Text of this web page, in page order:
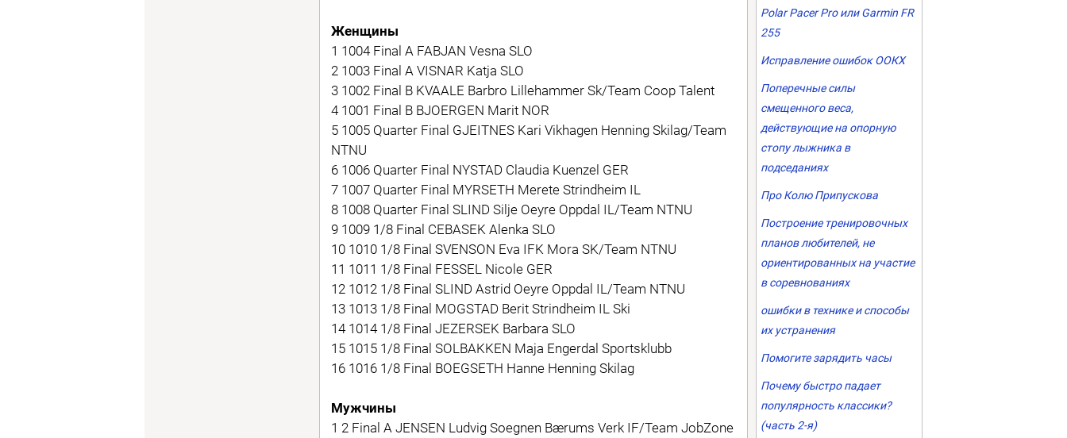
Женщины
1 1004 Final A FABJAN Vesna SLO
2 1003 Final A VISNAR Katja SLO
3 1002 Final B KVAALE Barbro Lillehammer Sk/Team Coop Talent
4 1001 Final B BJOERGEN Marit NOR
5 1005 Quarter Final GJEITNES Kari Vikhagen Henning Skilag/Team
NTNU
6 1006 Quarter Final NYSTAD Claudia Kuenzel GER
7 1007 Quarter Final MYRSETH Merete Strindheim IL
8 1008 Quarter Final SLIND Silje Oeyre Oppdal IL/Team NTNU
9 1009 1/8 Final CEBASEK Alenka SLO
10 1010 1/8 Final SVENSON Eva IFK Mora SK/Team NTNU
11 1011 1/8 Final FESSEL Nicole GER
12 1012 1/8 Final SLIND Astrid Oeyre Oppdal IL/Team NTNU
13 1013 1/8 Final MOGSTAD Berit Strindheim IL Ski
14 1014 1/8 Final JEZERSEK Barbara SLO
15 1015 1/8 Final SOLBAKKEN Maja Engerdal Sportsklubb
16 1016 1/8 Final BOEGSETH Hanne Henning Skilag
Мужчины
1 2 Final A JENSEN Ludvig Soegnen Bærums Verk IF/Team JobZone
Polar Pacer Pro или Garmin FR
255
Исправление ошибок ООКХ
Поперечные силы
смещенного веса,
действующие на опорную
стопу лыжника в
подседаниях
Про Колю Припускова
Построение тренировочных
планов любителей, не
ориентированных на участие
в соревнованиях
ошибки в технике и способы
их устранения
Помогите зарядить часы
Почему быстро падает
популярность классики?
(часть 2-я)